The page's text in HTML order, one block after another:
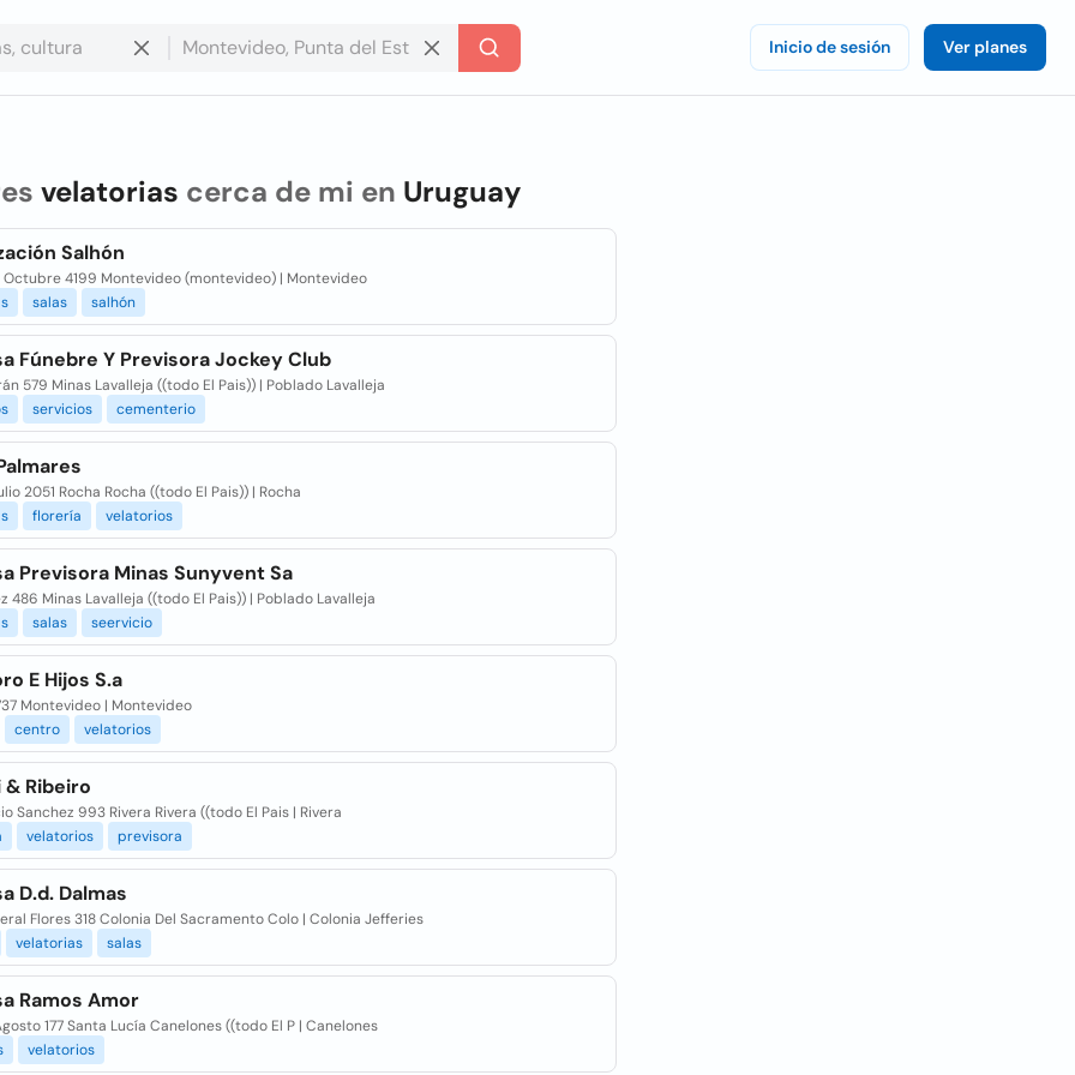
Inicio de sesión Ver planes
velatorias cerca de mi en Uruguay
Salhón
Octubre 4199 Montevideo (montevideo) | Montevideo
salas salhón
Fúnebre Y Previsora Jockey Club
579 Minas Lavalleja ((todo El Pais)) | Poblado Lavalleja
servicios cementerio
2051 Rocha Rocha ((todo El Pais)) | Rocha
florería velatorios
Previsora Minas Sunyvent Sa
486 Minas Lavalleja ((todo El Pais)) | Poblado Lavalleja
salas seervicio
E Hijos S.a
Montevideo | Montevideo
centro
velatorios
Ribeiro
Sanchez 993 Rivera Rivera ((todo El Pais | Rivera
velatorios previsora
D.d. Dalmas
Flores 318 Colonia Del Sacramento Colo | Colonia Jefferies
velatorias
salas
Ramos Amor
177 Santa Lucía Canelones ((todo El P | Canelones
velatorios